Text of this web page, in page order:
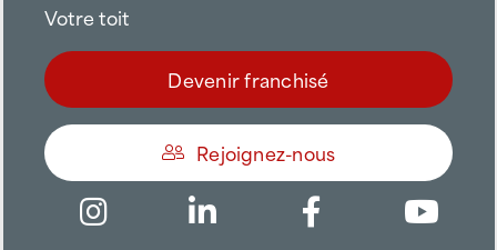
Votre toit
Devenir franchisé
Rejoignez-nous